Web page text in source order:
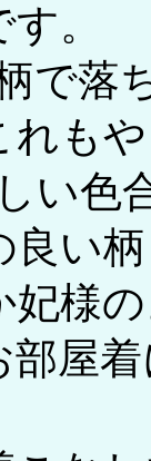
。
で
れも
い
良い
妃様
部屋